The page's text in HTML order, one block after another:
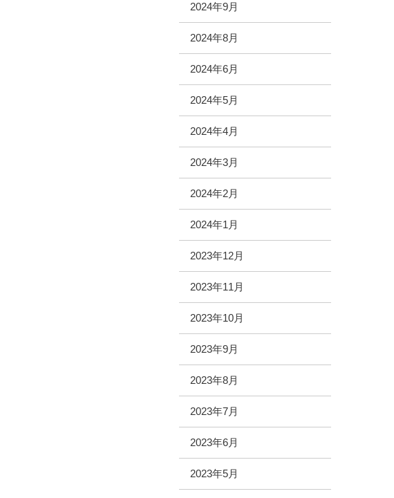
2024年9月
2024年8月
2024年6月
2024年5月
2024年4月
2024年3月
2024年2月
2024年1月
2023年12月
2023年11月
2023年10月
2023年9月
2023年8月
2023年7月
2023年6月
2023年5月